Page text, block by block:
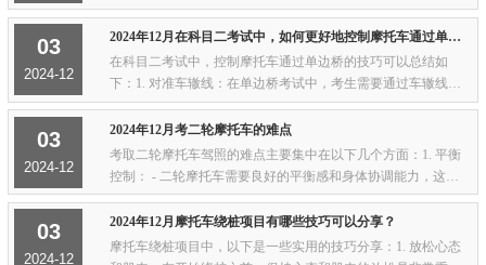
转”“撞了人先干啥”这种常识题。刷三天题就能过，别紧张。科
目二 场内...
03
2024-12
2024年12月在科目二考试中，如何更好地控制摩托车通过单边桥？
在科目二考试中，控制摩托车通过单边桥的技巧可以总结如
下：1. 对准车辙线：在单边桥考试中，考生需要通过车辙线来
判断车轮的位置。因此，考生需要将摩托车对准地上的车辙
线，以确保车轮能够顺利通过单边桥。2. 仪表...
03
2024-12
2024年12月考二轮摩托车的难点
考取二轮摩托车驾照的难点主要集中在以下几个方面：1. 平衡
控制： - 二轮摩托车需要良好的平衡感和身体协调能力，这对
于初学者来说是一个挑战。在低速行驶和停车时，保持摩托车
直立不倒需要一定的技巧。2. 起步和停车...
03
2024-12
2024年12月摩托车绕桩项目有哪些技巧可以分享？
摩托车绕桩项目中，以下是一些实用的技巧分享：1. 放松心态